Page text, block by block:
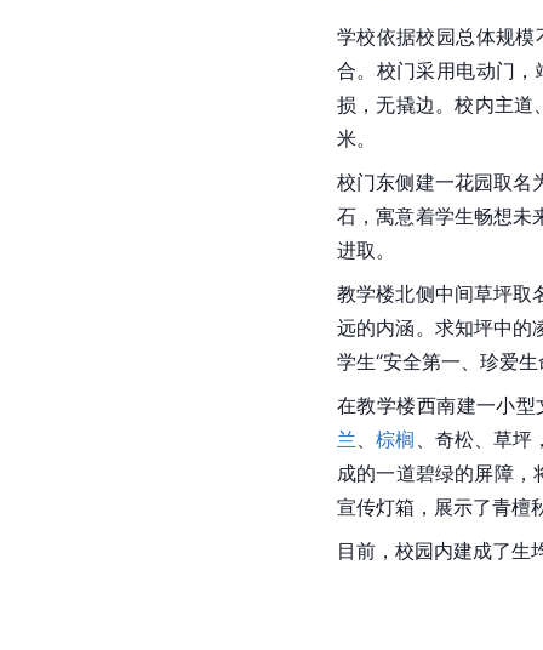
学校依据校园总体规
合。校门采用电动门
损，无撬边。校内主道
米。
校门东侧建一花园取名
石，寓意着学生畅想未
进取。
教学楼北侧中间草坪取
远的内涵。求知坪中的
学生“安全第一、珍爱生
在教学楼西南建一小
兰 、棕榈 、奇松、草
成的一道碧绿的屏障，
宣传灯箱，展示了青檀
目前，校园内建成了生